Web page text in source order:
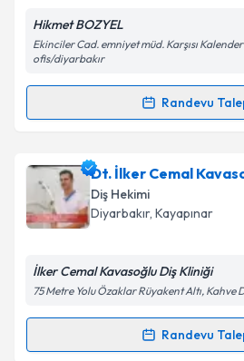
Kişisel verilerimin
'ni okudum ve kişisel
kapsamda işlenmesini
Takvim Talebini
Hikmet BOZYEL
Ekinciler Cad. emniyet müd. Karşısı
ofis/diyarbakır
Randevu
Randevu Takvimi Talebi
Dt. Hikmet Bozyeliçin
oluşturun. Size bu uzmandan
takvim hazırlandığında e-posta
Kişisel verilerimin
Metni'ni okudum ve kişisel
Dt. İlker Cemal
Diş Hekimi
Diyarbakır, Kayapınar
İlker Cemal Kavasoğlu Diş Kliniği
75 Metre Yolu Özaklar Rüyakent Altı, Kahve
Randevu
Randevu Takvimi Talebi